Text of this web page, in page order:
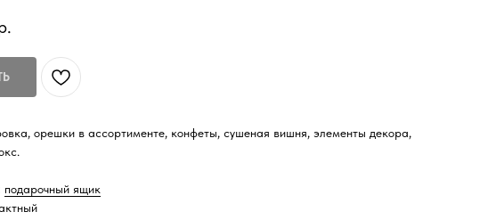
орешки в ассортименте, конфеты, сушеная вишня, элементы декора,
подарочный ящик